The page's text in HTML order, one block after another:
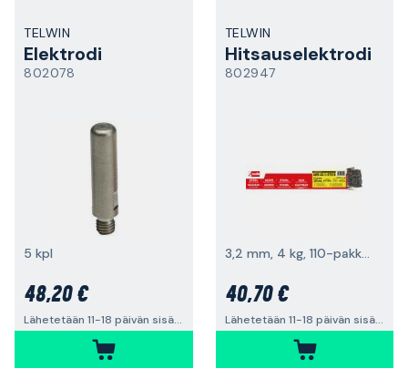
TELWIN
Elektrodi
802078
5 kpl
48,20 €
Lähetetään 11-18 päivän sisällä
TELWIN
Hitsauselektrodi
802947
3,2 mm, 4 kg, 110-pakkaus
40,70 €
Lähetetään 11-18 päivän sisällä